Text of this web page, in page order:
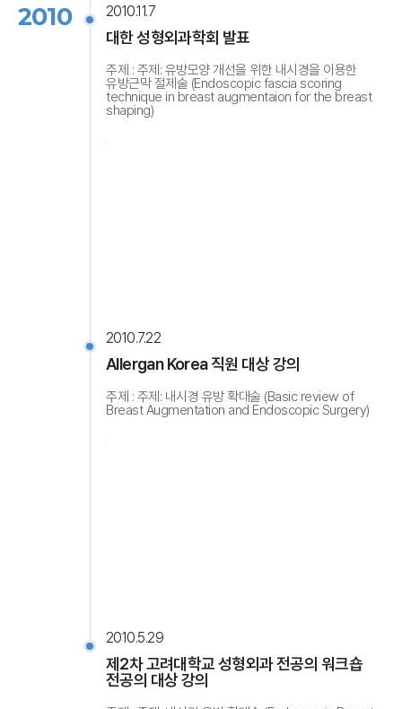
2010 2010.11.7
대한 성형외과학회 발표
주제 : 주제: 유방모양 개선을 위한 내시경을 이용한
유방근막 절제술 (Endoscopic fascia scoring
technique in breast augmentaion for the breast
shaping)
2010.7.22
Allergan Korea 직원 대상 강의
주제 : 주제: 내시경 유방 확대술 (Basic review of
Breast Augmentation and Endoscopic Surgery)
2010.5.29
제2차 고려대학교 성형외과 전공의 워크숍
전공의 대상 강의